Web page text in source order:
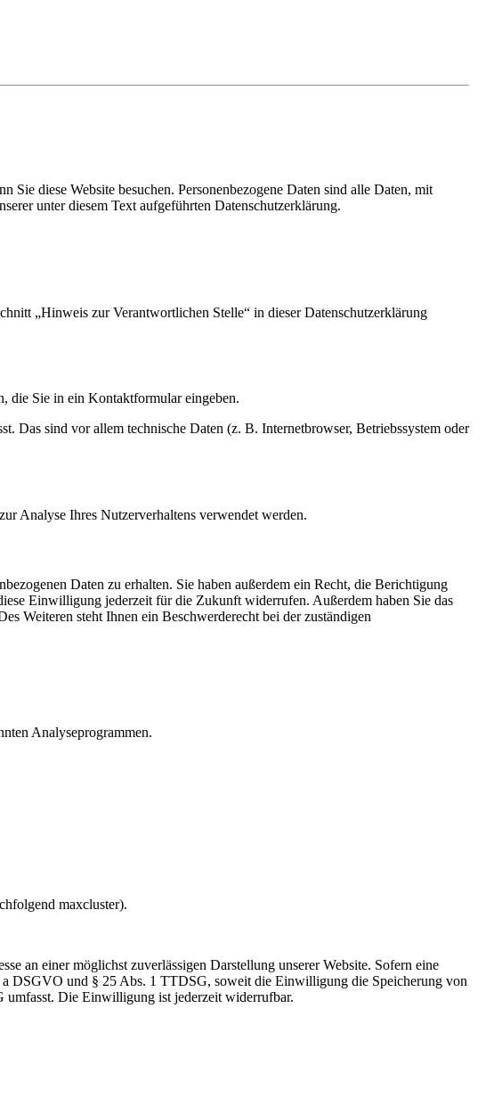
diese Website besuchen. Personenbezogene Daten sind alle Daten, mit
unter diesem Text aufgeführten Datenschutzerklärung.
„Hinweis zur Verantwortlichen Stelle“ in dieser Datenschutzerklärung
die Sie in ein Kontaktformular eingeben.
Das sind vor allem technische Daten (z. B. Internetbrowser, Betriebssystem oder
Analyse Ihres Nutzerverhaltens verwendet werden.
Daten zu erhalten. Sie haben außerdem ein Recht, die Berichtigung
Einwilligung jederzeit für die Zukunft widerrufen. Außerdem haben Sie das
Weiteren steht Ihnen ein Beschwerderecht bei der zuständigen
Analyseprogrammen.
maxcluster).
an einer möglichst zuverlässigen Darstellung unserer Website. Sofern eine
DSGVO und § 25 Abs. 1 TTDSG, soweit die Einwilligung die Speicherung von
Die Einwilligung ist jederzeit widerrufbar.